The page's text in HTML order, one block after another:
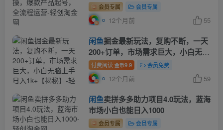
会员专属 会员专属
12个月前 55
闲鱼掘金最新玩法，复购不断，一天
200+订单，市场需求巨大，小白无脑
上手日入1k+【揭秘】
付费阅读 金币9.9 会员免费
12个月前 59
闲鱼卖拼多多助力项目4.0玩法，蓝海
市场小白也能日入1000
会员专属 会员专属